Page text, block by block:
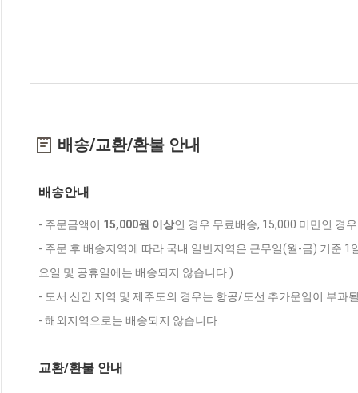
배송/교환/환불 안내
배송안내
- 주문금액이 15,000원 이상인 경우 무료배송, 15,000 미만인 경
- 주문 후 배송지역에 따라 국내 일반지역은 근무일(월-금) 기준
요일 및 공휴일에는 배송되지 않습니다.)
- 도서 산간 지역 및 제주도의 경우는 항공/도선 추가운임이 부과
- 해외지역으로는 배송되지 않습니다.
교환/환불 안내